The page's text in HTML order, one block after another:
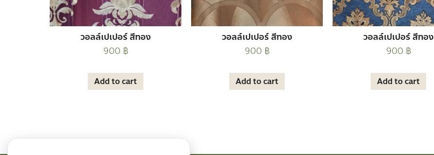
วอลล์เปเปอร์ สีทอง
900 ฿
Add to cart
วอลล์เปเปอร์ สีทอง
900 ฿
Add to cart
วอลล์เปเปอร์ สีทอง
900 ฿
Add to cart